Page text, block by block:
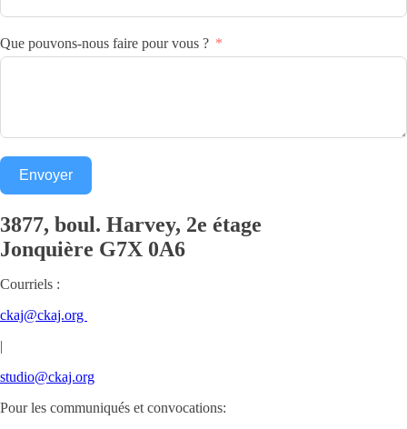
Que pouvons-nous faire pour vous ?
Envoyer
3877, boul. Harvey, 2e étage
Jonquière G7X 0A6
Courriels :
ckaj@ckaj.org
|
studio@ckaj.org
Pour les communiqués et convocations: